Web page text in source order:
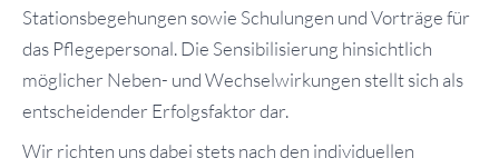
Stationsbegehungen sowie Schulungen und Vorträge für
das Pflegepersonal. Die Sensibilisierung hinsichtlich
möglicher Neben- und Wechselwirkungen stellt sich als
entscheidender Erfolgsfaktor dar.
Wir richten uns dabei stets nach den individuellen